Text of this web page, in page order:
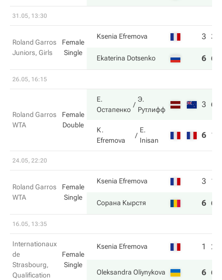
31.05, 13:30
Roland Garros
Juniors, Girls
Female
Single
Ksenia Efremova 3 3
Ekaterina Dotsenko 6 6
26.05, 16:15
Roland Garros
WTA
Female
Double
Е.
Остапенко
Э.
Рутлифф
3 6
K.
Efremova
E.
Inisan
6 1
24.05, 22:20
Roland Garros
WTA
Female
Single
Ksenia Efremova 3 1
Сорана Кырстя 6 6
16.05, 13:35
Internationaux
de
Strasbourg,
Qualification
Female
Single
Ksenia Efremova 1 2
Oleksandra Oliynykova 6 6